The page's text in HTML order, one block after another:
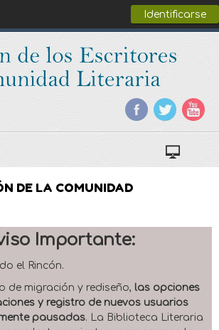
Identificarse
DE LA COMUNIDAD
Importante:
el Rincón.
de migración y rediseño, las opciones
y registro de nuevos usuarios
pausadas. La Biblioteca Literaria